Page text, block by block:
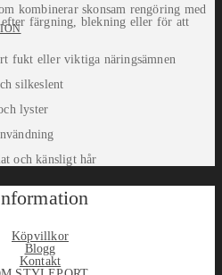
kombinerar skonsam rengöring med
färgning, blekning eller för att
fukt eller viktiga näringsämnen
silkeslent
lyster
och känsligt hår
Köpvillkor
Blogg
Kontakt